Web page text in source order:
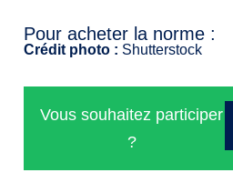
Pour acheter la norme :
Crédit photo : Shutterstock
Vous souhaitez participer
?